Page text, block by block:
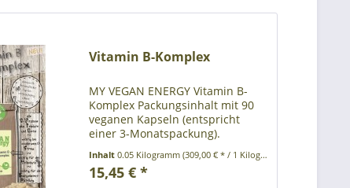
Vitamin B-Komplex
MY VEGAN ENERGY Vitamin B-
Komplex Packungsinhalt mit 90
veganen Kapseln (entspricht
einer 3-Monatspackung).
Papierverpackung ohne
Kunststoff Produktbeschreibung:
Inhalt0.05 Kilogramm(309,00 € * / 1 Kilogramm)
15,45 € *